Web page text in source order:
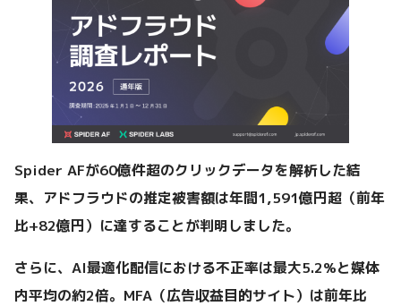
Spider AFが60億件超のクリックデータを解析した結
果、アドフラウドの推定被害額は年間1,591億円超（前年
比+82億円）に達することが判明しました。
さらに、AI最適化配信における不正率は最大5.2%と媒体
内平均の約2倍。MFA（広告収益目的サイト）は前年比